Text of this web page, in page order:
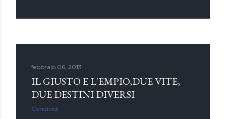
febbraio 06, 2013
IL GIUSTO E L'EMPIO,DUE VITE,
DUE DESTINI DIVERSI
Condividi